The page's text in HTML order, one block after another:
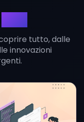
tutto, dalle
innovazioni